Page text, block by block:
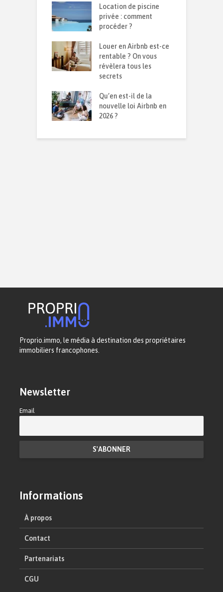
Location de piscine
privée : comment
procéder ?
Louer en Airbnb est-ce
rentable ? On vous
révèlera tous les
secrets
Qu’en est-il de la
nouvelle loi Airbnb en
2026 ?
Proprio.immo, le média à destination des propriétaires
immobiliers francophones.
Newsletter
Email
Informations
À propos
Contact
Partenariats
CGU